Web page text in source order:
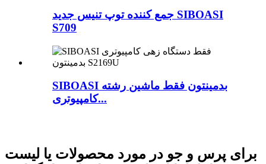
جمع کننده توپ تنیس جدید SIBOASI
S709
SIBOASI بدمینتون فقط ماشین رشته
کامپیوتری...
برای پرس و جو در مورد محصولات یا لیست